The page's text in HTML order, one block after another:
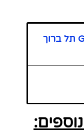
מבט מהיר למידע על קניון מרכז G תל ברוך